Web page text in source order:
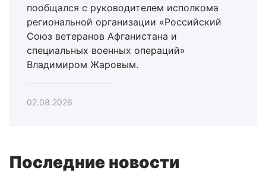
пообщался с руководителем исполкома
региональной организации «Российский
Союз ветеранов Афганистана и
специальных военных операций»
Владимиром Жаровым.
02.08.2026
Последние новости